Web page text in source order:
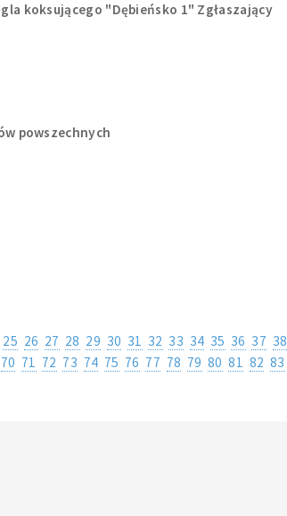
koksującego "Dębieńsko 1" Zgłaszający
powszechnych
25 26 27 28 29 30 31 32 33 34 35 36 37 38
70 71 72 73 74 75 76 77 78 79 80 81 82 83